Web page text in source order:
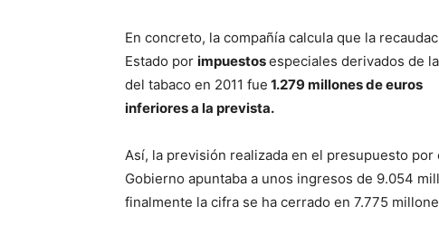
En concreto, la compañí­a calcula que la
Estado por impuestosespeciales derivados de
del tabaco en 2011 fue 1.279 millones de euros
inferiores a la prevista.
Así­, la previsión realizada en el presupuesto por
Gobierno apuntaba a unos ingresos de 9.054
finalmente la cifra se ha cerrado en 7.775